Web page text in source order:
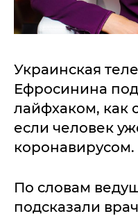
Украинская
Ефросинина
лайфхаком, как
если человек
коронавирусом.
По словам
подсказали